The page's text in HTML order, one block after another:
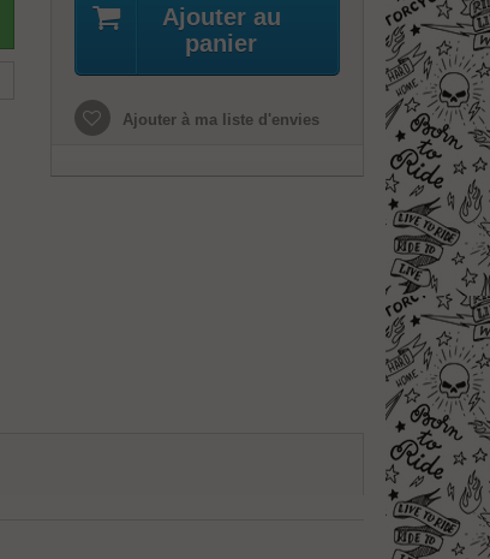
Ajouter au
panier
Ajouter à ma liste d'envies